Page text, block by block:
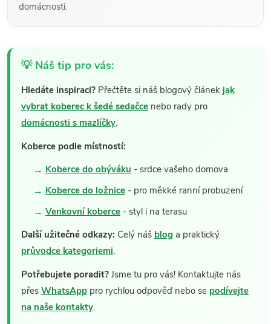
domácnosti.
💡 Náš tip pro vás:
Hledáte inspiraci? Přečtěte si náš blogový článek jak
vybrat koberec k šedé sedačce nebo rady pro
domácnosti s mazlíčky.
Koberce podle místností:
Koberce do obýváku - srdce vašeho domova
Koberce do ložnice - pro měkké ranní probuzení
Venkovní koberce - styl i na terasu
Další užitečné odkazy: Celý náš blog a praktický
průvodce kategoriemi.
Potřebujete poradit? Jsme tu pro vás! Kontaktujte nás
přes WhatsApp pro rychlou odpověď nebo se podívejte
na naše kontakty.